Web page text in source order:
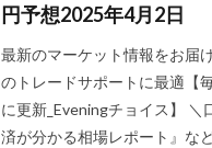
円予想2025年4月2日
最新のマーケット情報をお届
のトレードサポートに最適【
に更新_Eveningチョイス】 ＼
済が分かる相場レポート』